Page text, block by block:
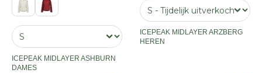
ICEPEAK MIDLAYER ASHBURN
DAMES
ICEPEAK MIDLAYER ARZBERG
HEREN